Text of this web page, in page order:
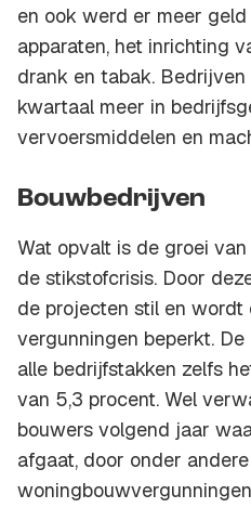
en ook werd er meer
apparaten, het inrichting
drank en tabak.
kwartaal meer in
vervoersmiddelen en
Bouwbedrijven
Wat opvalt is de groei
de stikstofcrisis. Door
de projecten stil en
vergunningen beperkt.
alle bedrijfstakken zelfs
van 5,3 procent. Wel
bouwers volgend jaar
afgaat, door onder